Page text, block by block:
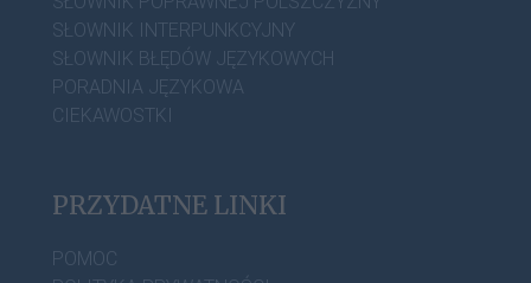
SŁOWNIK INTERPUNKCYJNY
SŁOWNIK BŁĘDÓW JĘZYKOWYCH
PORADNIA JĘZYKOWA
CIEKAWOSTKI
PRZYDATNE LINKI
POMOC